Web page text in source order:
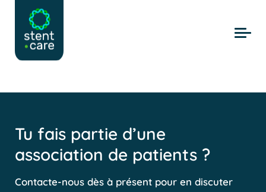
Skip to main content
Tu fais partie d’une
association de patients ?
Contacte-nous dès à présent pour en discuter